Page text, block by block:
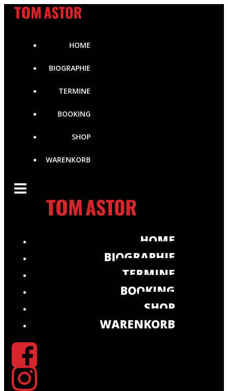
Zum
Inhalt
HOME
BIOGRAPHIE
TERMINE
BOOKING
SHOP
WARENKORB
HOME
BIOGRAPHIE
TERMINE
BOOKING
SHOP
WARENKORB